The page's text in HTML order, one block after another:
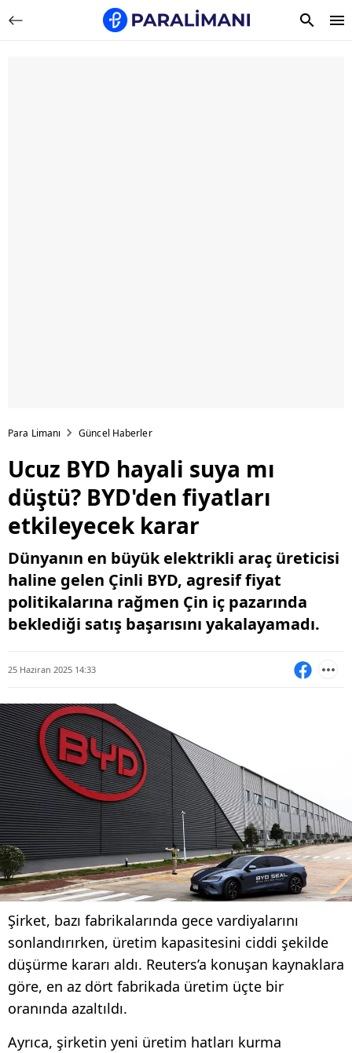
Para Limanı Güncel Haberler
Ucuz BYD hayali suya mı
düştü? BYD'den fiyatları
etkileyecek karar
Dünyanın en büyük elektrikli araç üreticisi
haline gelen Çinli BYD, agresif fiyat
politikalarına rağmen Çin iç pazarında
beklediği satış başarısını yakalayamadı.
25 Haziran 2025 14:33
Şirket, bazı fabrikalarında gece vardiyalarını
sonlandırırken, üretim kapasitesini ciddi şekilde
düşürme kararı aldı. Reuters’a konuşan kaynaklara
göre, en az dört fabrikada üretim üçte bir
oranında azaltıldı.
Ayrıca, şirketin yeni üretim hatları kurma